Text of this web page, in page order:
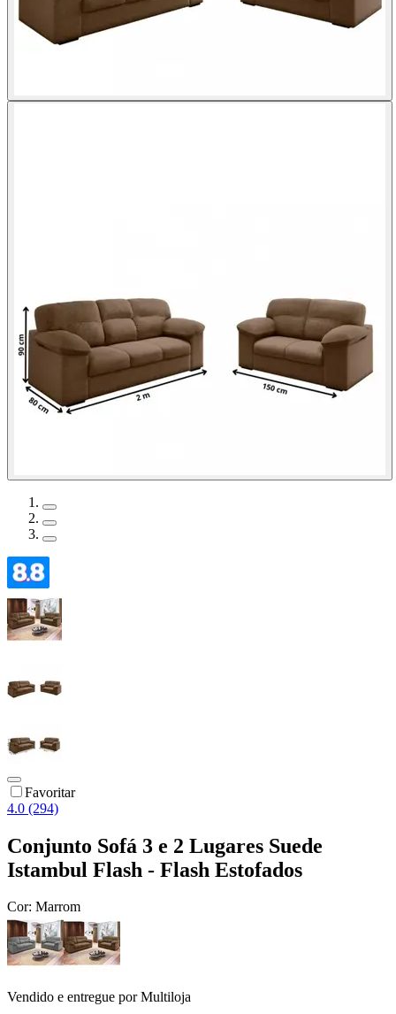
Favoritar
4.0 (294)
Conjunto Sofá 3 e 2 Lugares Suede
Istambul Flash - Flash Estofados
Cor: Marrom
Vendido e entregue por Multiloja